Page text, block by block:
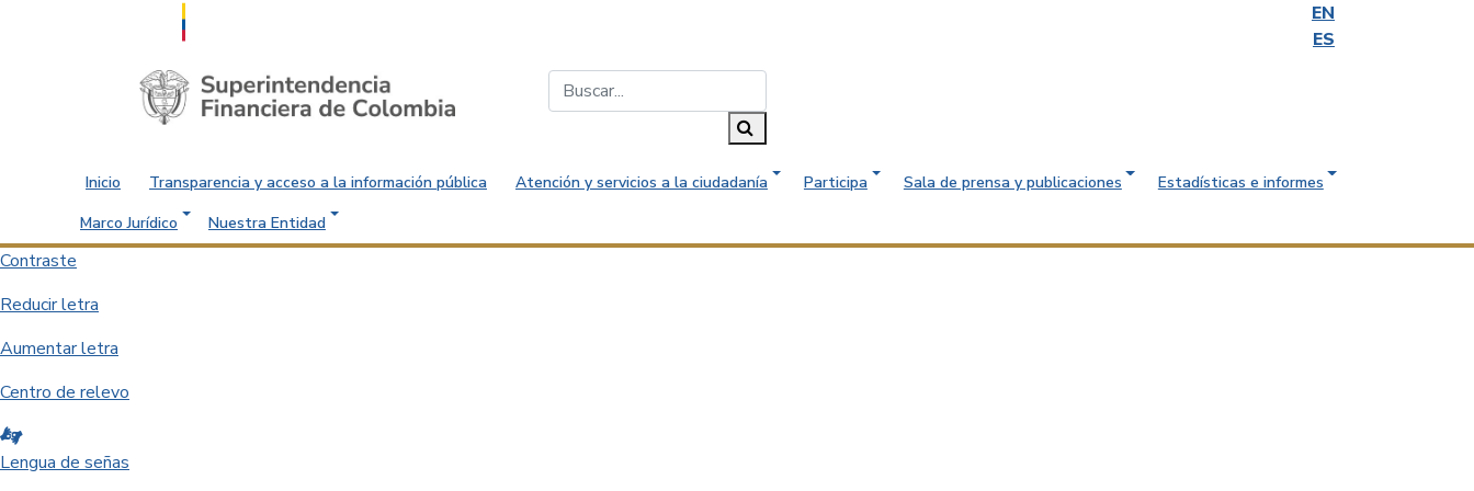
EN
ES
Saltar al contenido principal
Inicio Transparencia y acceso a la información pública Atención y servicios a la ciudadanía Participa Sala de prensa y publicaciones
Estadísticas e informes
Marco Jurídico
Nuestra Entidad
Contraste
Reducir letra
Aumentar letra
Centro de relevo
Lengua de señas